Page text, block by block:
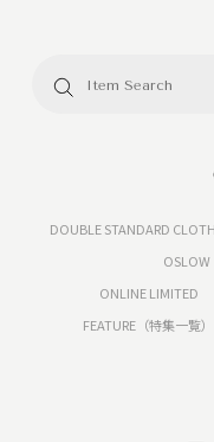
DOUBLE STANDARD
OSLOW
ONLINE LIMITED
FEATURE（特集一覧）